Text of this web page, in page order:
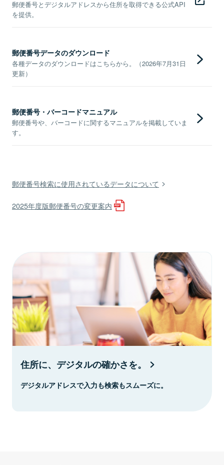
郵便番号とデジタルアドレスから住所を取得できる公式API
を提供。
郵便番号データのダウンロード
各種データのダウンロードはこちらから。（2026年7月31日
更新）
郵便番号・バーコードマニュアル
郵便番号や、バーコードに関するマニュアルを掲載していま
す。
郵便番号検索に使用されているデータについて
2025年度版郵便番号の変更案内
住所に、デジタルの確かさを。
デジタルアドレスで入力も検索もスムーズに。